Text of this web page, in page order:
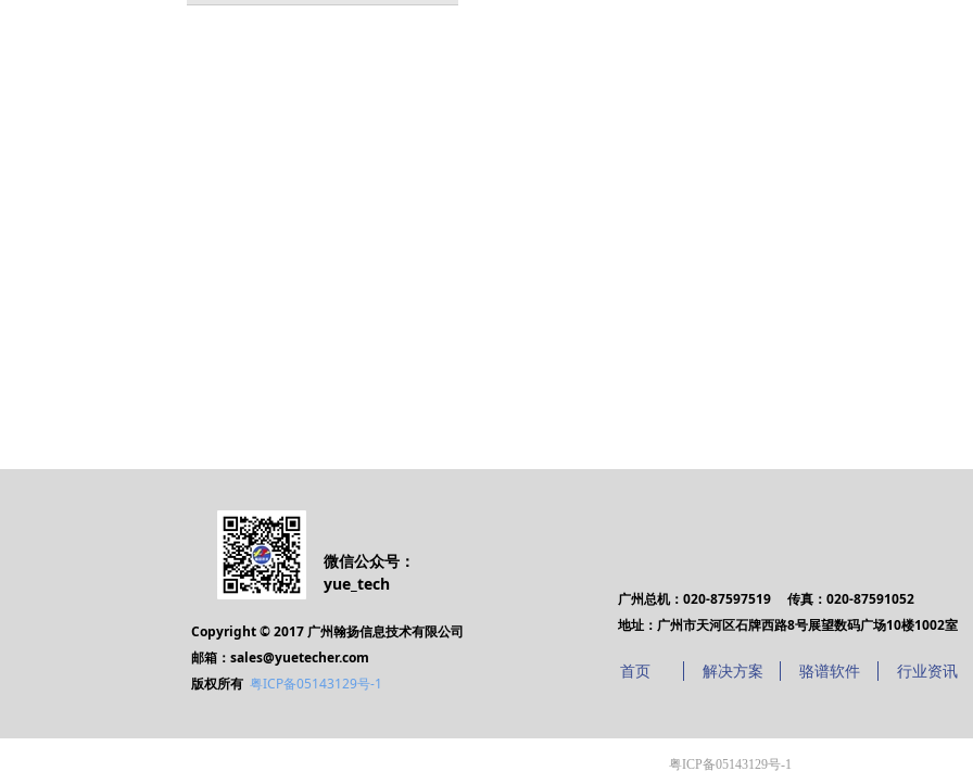
微信公众号：
yue_tech
Copyright © 2017 广州翰扬信息技术有限公司
邮箱：sales@yuetecher.com
版权所有 粤ICP备05143129号-1
广州总机：020-87597519 传真：020-87591052
地址：广州市天河区石牌西路8号展望数码广场10楼1002室
首页 解决方案 骆谱软件 行业资讯
粤ICP备05143129号-1